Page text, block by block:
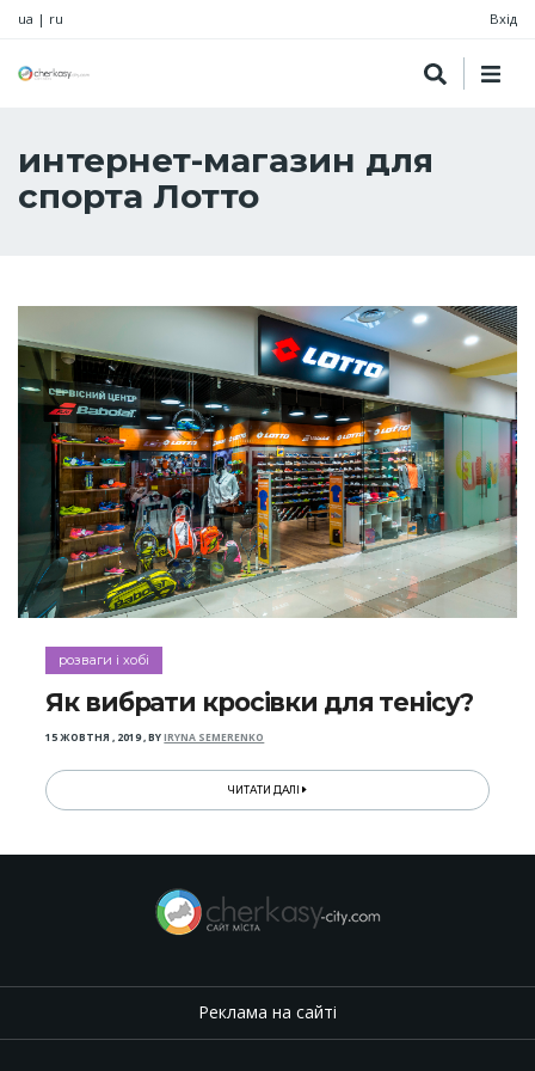
ua | ru Вхід
интернет-магазин для
спорта Лотто
розваги і хобі
Як вибрати кросівки для тенісу?
15 ЖОВТНЯ , 2019,BYIRYNA SEMERENKO
ЧИТАТИ ДАЛІ
Реклама на сайті